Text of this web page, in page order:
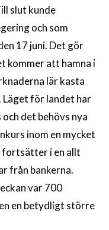
slut kunde
och som
17 juni. Det gör
kommer att hamna i
lär kasta
Läget för landet har
det behövs nya
inom en mycket
fortsätter i en allt
från bankerna.
var 700
en betydligt större